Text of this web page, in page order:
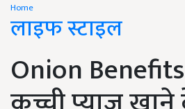
Home
लाइफ स्टाइल
Onion